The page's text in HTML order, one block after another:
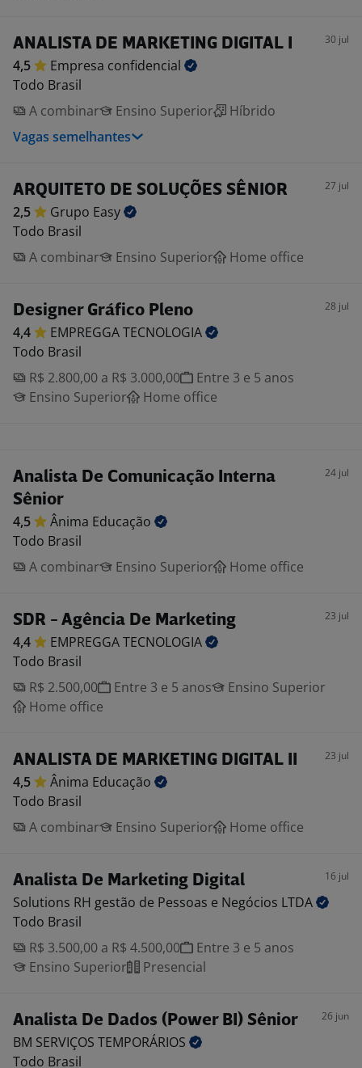
ANALISTA DE MARKETING DIGITAL I 30 jul
4,5 Empresa confidencial
Todo Brasil
A combinar
Ensino Superior
Híbrido
Vagas semelhantes
ARQUITETO DE SOLUÇÕES SÊNIOR 27 jul
2,5 Grupo Easy
Todo Brasil
A combinar
Ensino Superior Home office
Designer Gráfico Pleno 28 jul
4,4 EMPREGGATECNOLOGIA
Todo Brasil
R$ 2.800,00 a R$ 3.000,00
Entre 3 e 5 anos
Ensino Superior
Home office
Analista De Comunicação Interna
Sênior
24 jul
4,5 Ânima Educação
Todo Brasil
A combinar
Ensino Superior Home office
SDR - Agência De Marketing 23 jul
4,4 EMPREGGATECNOLOGIA
Todo Brasil
R$ 2.500,00
Entre 3 e 5 anos
Ensino Superior
Home office
ANALISTA DE MARKETING DIGITAL II 23 jul
4,5 Ânima Educação
Todo Brasil
A combinar
Ensino Superior Home office
Analista De Marketing Digital 16 jul
Solutions RH gestão de Pessoas e Negócios LTDA
Todo Brasil
R$ 3.500,00 a R$ 4.500,00
Entre 3 e 5 anos
Ensino Superior
Presencial
Analista De Dados (Power BI) Sênior 26 jun
BM SERVIÇOS TEMPORÁRIOS
Todo Brasil